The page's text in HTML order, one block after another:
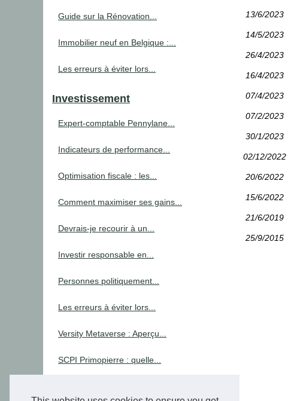
13/6/2023
14/5/2023
26/4/2023
16/4/2023
07/4/2023
07/2/2023
30/1/2023
02/12/2022
20/6/2022
15/6/2022
21/6/2019
25/9/2015
Guide sur la Rénovation...
Immobilier neuf en Belgique :...
Les erreurs à éviter lors...
Investissement
Expert-comptable Pennylane...
Indicateurs de performance...
Optimisation fiscale : les...
Comment maximiser ses gains...
Devrais-je recourir à un...
Investir responsable en...
Personnes politiquement...
Les erreurs à éviter lors...
Versity Metaverse : Aperçu...
SCPI Primopierre : quelle...